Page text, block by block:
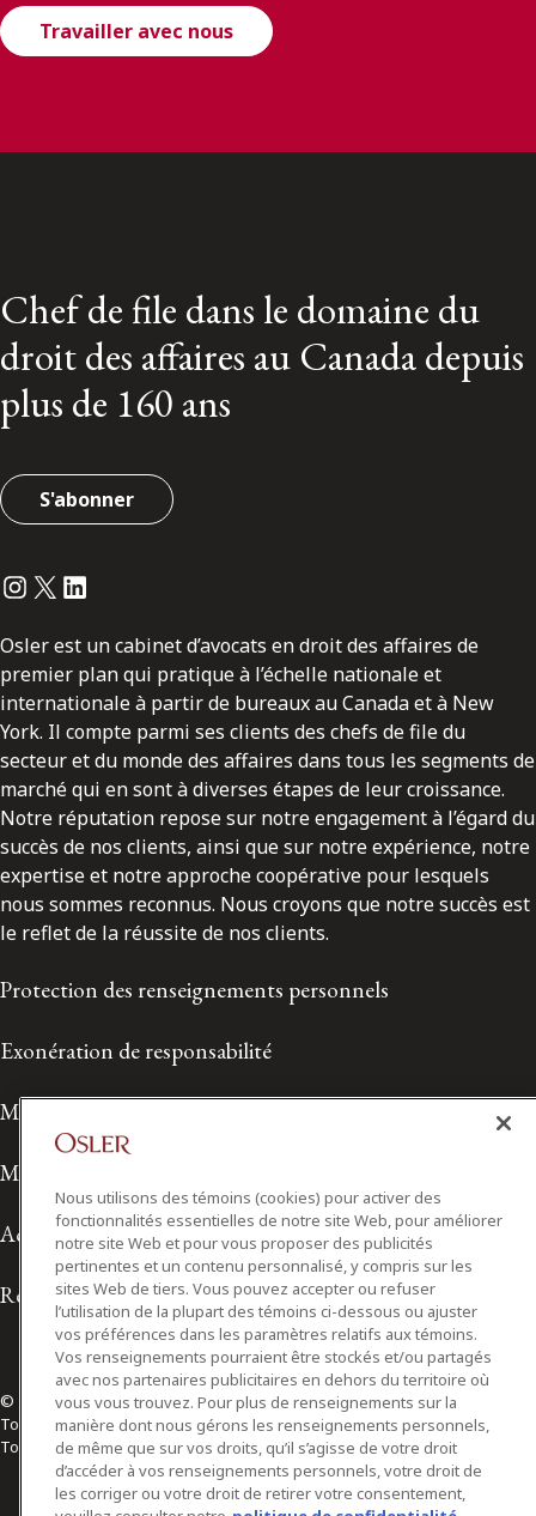
Travailler avec nous
Chef de file dans le domaine du
droit des affaires au Canada depuis
plus de 160 ans
S'abonner
Instagram
Twitter
LinkedIn
Osler est un cabinet d’avocats en droit des affaires de
premier plan qui pratique à l’échelle nationale et
internationale à partir de bureaux au Canada et à New
York. Il compte parmi ses clients des chefs de file du
secteur et du monde des affaires dans tous les segments de
marché qui en sont à diverses étapes de leur croissance.
Notre réputation repose sur notre engagement à l’égard du
succès de nos clients, ainsi que sur notre expérience, notre
expertise et notre approche coopérative pour lesquels
nous sommes reconnus. Nous croyons que notre succès est
le reflet de la réussite de nos clients.
Protection des renseignements personnels
Exonération de responsabilité
Modalités de prestation de services
Modalités d'utilisation
Accessibilité
Relations avec les médias
© 2026 Osler, Hoskin & Harcourt S.E.N.C.R.L./s.r.l.
Tous droits réservés
Toronto | Montréal | Calgary | Vancouver | Ottawa | New York
Nous utilisons des témoins (cookies) pour activer des
fonctionnalités essentielles de notre site Web, pour améliorer
notre site Web et pour vous proposer des publicités
pertinentes et un contenu personnalisé, y compris sur les
sites Web de tiers. Vous pouvez accepter ou refuser
l’utilisation de la plupart des témoins ci-dessous ou ajuster
vos préférences dans les paramètres relatifs aux témoins.
Vos renseignements pourraient être stockés et/ou partagés
avec nos partenaires publicitaires en dehors du territoire où
vous vous trouvez. Pour plus de renseignements sur la
manière dont nous gérons les renseignements personnels,
de même que sur vos droits, qu’il s’agisse de votre droit
d’accéder à vos renseignements personnels, votre droit de
les corriger ou votre droit de retirer votre consentement,